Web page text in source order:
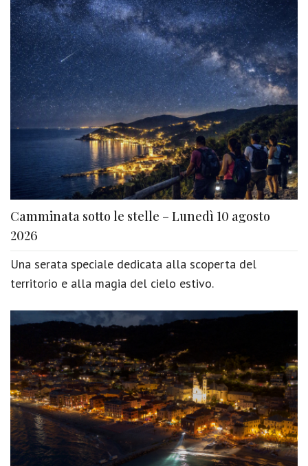
Camminata sotto le stelle – Lunedì 10 agosto
2026
Una serata speciale dedicata alla scoperta del
territorio e alla magia del cielo estivo.